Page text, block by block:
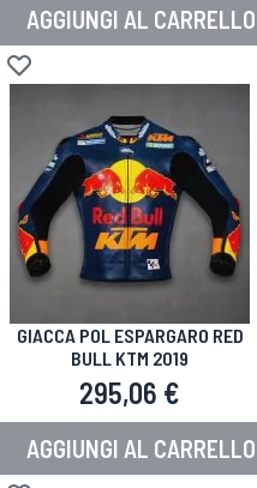
AGGIUNGI AL CARRELLO
Aggiungi alla lista desideri
GIACCA POL ESPARGARO RED
BULL KTM 2019
295,06 €
AGGIUNGI AL CARRELLO